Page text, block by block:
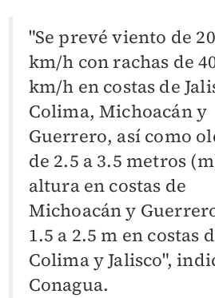
"Se prevé viento de
km/h con rachas de
km/h en costas de
Colima, Michoacán y
Guerrero, así como
de 2.5 a 3.5 metros
altura en costas de
Michoacán y
1.5 a 2.5 m en costas
Colima y Jalisco",
Conagua.